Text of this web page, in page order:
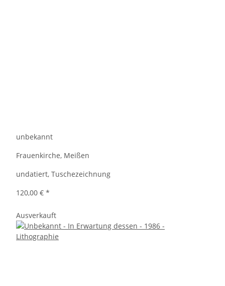
unbekannt
Frauenkirche, Meißen
undatiert, Tuschezeichnung
120,00 € *
Ausverkauft